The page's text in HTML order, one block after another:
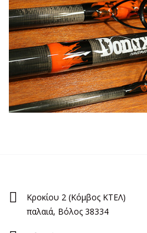
Κροκίου 2 (Κόμβος ΚΤΕΛ)
παλαιά, Βόλος 38334